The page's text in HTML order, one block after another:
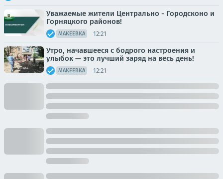
Уважаемые жители Центрально - Городсконо и
Горняцкого районов!
МАКЕЕВКА 12:21
Утро, начавшееся с бодрого настроения и
улыбок — это лучший заряд на весь день!
МАКЕЕВКА 12:21